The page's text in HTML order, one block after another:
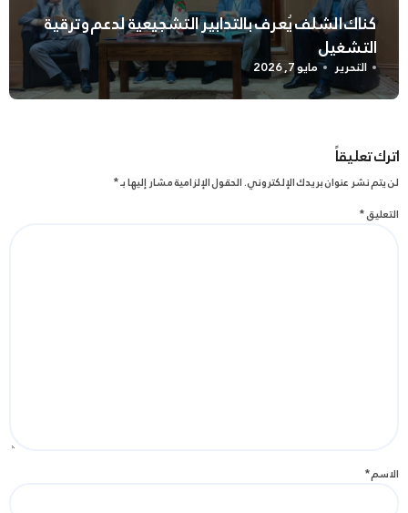
كناك الشلف يُعرف بالتدابير التشجيعية لدعم وترقية
التشغيل
التحرير مايو 7, 2026
اترك تعليقاً
لن يتم نشر عنوان بريدك الإلكتروني.الحقول الإلزامية مشار إليها بـ*
التعليق*
الاسم*